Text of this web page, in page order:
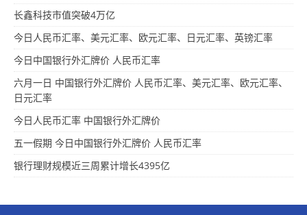
长鑫科技市值突破4万亿
今日人民币汇率、美元汇率、欧元汇率、日元汇率、英镑汇率
今日中国银行外汇牌价 人民币汇率
六月一日 中国银行外汇牌价 人民币汇率、美元汇率、欧元汇率、
日元汇率
今日人民币汇率 中国银行外汇牌价
五一假期 今日中国银行外汇牌价 人民币汇率
银行理财规模近三周累计增长4395亿